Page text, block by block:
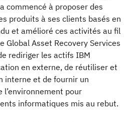
commencé à proposer des
produits à ses clients basés en
et amélioré ces activités au fil
Global Asset Recovery Services
rediriger les actifs IBM
en externe, de réutiliser et
interne et de fournir un
l’environnement pour
informatiques mis au rebut.